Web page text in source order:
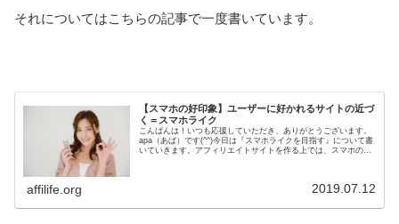
それについてはこちらの記事で一度書いています。
【スマホの好印象】ユーザーに好かれるサイトの近づ
く＝スマホライク
こんばんは！いつも応援していただき、ありがとうございます。
apa（あぱ）です(^^)今日は『スマホライクを目指す』について書
いていきます。アフィリエイトサイトを作る上では、スマホの見
affilife.org 2019.07.12